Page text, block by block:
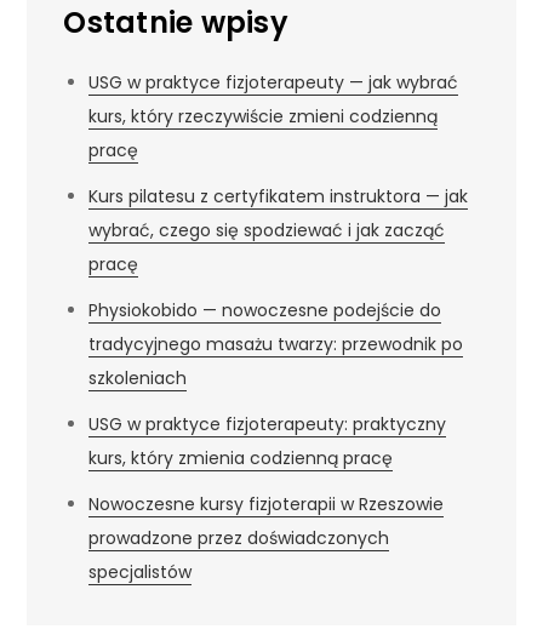
Ostatnie wpisy
USG w praktyce fizjoterapeuty — jak wybrać
kurs, który rzeczywiście zmieni codzienną
pracę
Kurs pilatesu z certyfikatem instruktora — jak
wybrać, czego się spodziewać i jak zacząć
pracę
Physiokobido — nowoczesne podejście do
tradycyjnego masażu twarzy: przewodnik po
szkoleniach
USG w praktyce fizjoterapeuty: praktyczny
kurs, który zmienia codzienną pracę
Nowoczesne kursy fizjoterapii w Rzeszowie
prowadzone przez doświadczonych
specjalistów